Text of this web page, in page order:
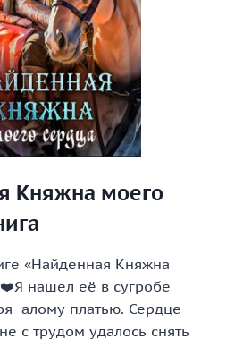
Княжна моего
«Найденная Княжна
нашел её в сугробе
алому платью. Сердце
с трудом удалось снять